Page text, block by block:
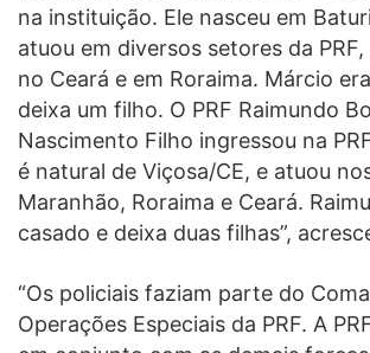
na instituição. Ele nasceu em
atuou em diversos setores da
no Ceará e em Roraima. Márcio
deixa um filho. O PRF Raimundo
Nascimento Filho ingressou na
é natural de Viçosa/CE, e atuou
Maranhão, Roraima e Ceará.
casado e deixa duas filhas”,
“Os policiais faziam parte do
Operações Especiais da PRF. A